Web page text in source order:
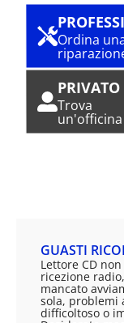
Ordina
PRIVATO
Trova
un'officina
GUASTI
Lettore CD
ricezione
mancato
sola, problemi
difficoltoso o